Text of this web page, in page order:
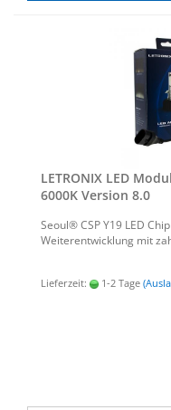
LE­TRO­NIX LED
6000K Ver­si­on 8.0
Seoul® CSP Y19 LED
Wei­ter­ent­wick­lung mit
Lieferzeit: 1-2 Tage